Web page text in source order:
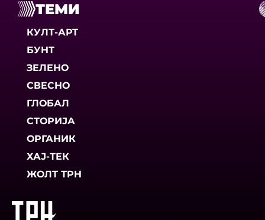
ТЕМИ
КУЛТ-АРТ
БУНТ
ЗЕЛЕНО
СВЕСНО
ГЛОБАЛ
СТОРИЈА
ОРГАНИК
ХАЈ-ТЕК
ЖОЛТ ТРН